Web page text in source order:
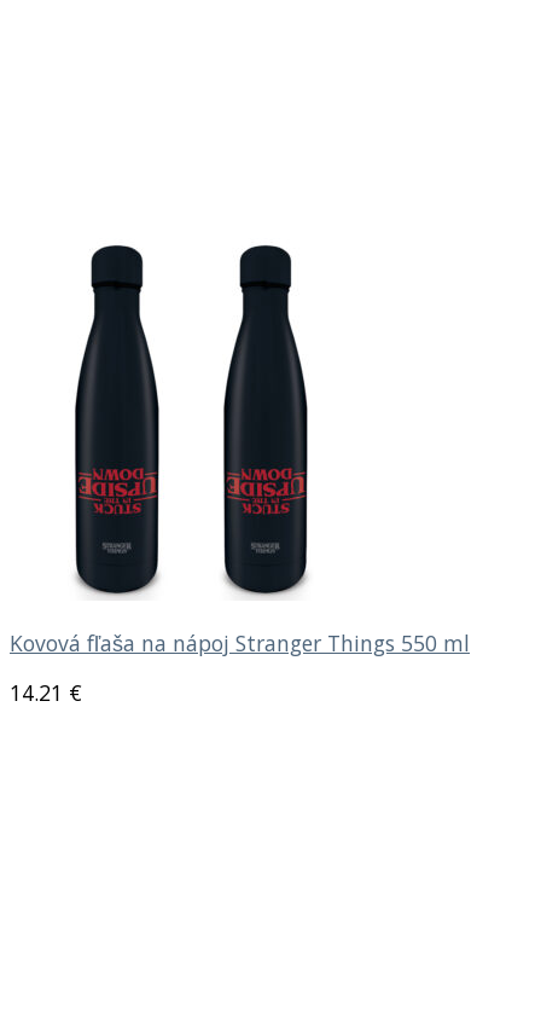
Kovová fľaša na nápoj Stranger Things 550 ml
14.21 €